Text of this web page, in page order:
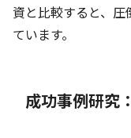
資と比較すると、
ています。
成功事例研究